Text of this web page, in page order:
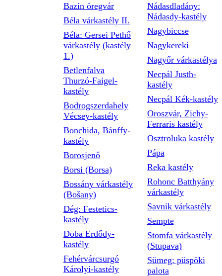
Bazin öregvár
Béla várkastély II.
Béla: Gersei Pethő
várkastély (kastély
1.)
Betlenfalva
Thurzó-Faigel-
kastély
Bodrogszerdahely
Vécsey-kastély
Bonchida, Bánffy-
kastély
Borosjenő
Borsi (Borsa)
Bossány várkastély
(Bošany)
Dég: Festetics-
kastély
Doba Erdődy-
kastély
Fehérvárcsurgó
Károlyi-kastély
Nádasdladány:
Nádasdy-kastély
Nagybiccse
Nagykereki
Nagyőr várkastélya
Necpál Justh-
kastély
Necpál Kék-kastély
Oroszvár, Zichy-
Ferraris kastély
Osztroluka kastély
Pápa
Reka kastély
Rohonc Batthyány
várkastély
Savnik várkastély
Sempte
Stomfa várkastély
(Stupava)
Sümeg: püspöki
palota